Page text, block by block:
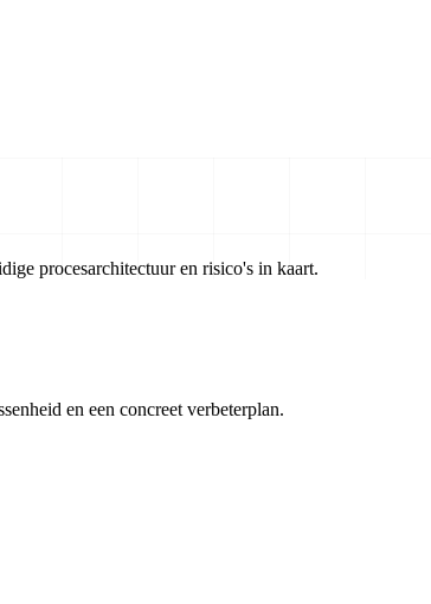
procesarchitectuur en risico's in kaart.
en een concreet verbeterplan.